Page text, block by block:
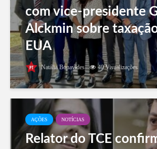
com vice-presidente
Alckmin sobre
EUA
Natália Bonavides 40 Visualizações
AÇÕES NOTÍCIAS
Relator do TCE